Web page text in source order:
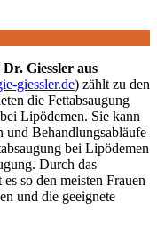
Giessler aus
giessler.de) zählt zu den
die Fettabsaugung
Lipödemen. Sie kann
und Behandlungsabläufe
bei Lipödemen
Durch das
so den meisten Frauen
und die geeignete